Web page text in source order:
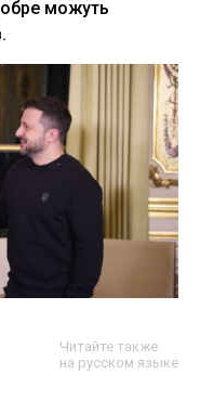
можуть
Читайте также
на русском языке